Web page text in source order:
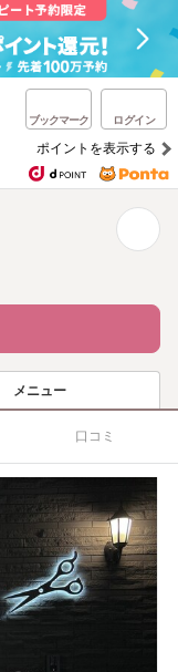
ブックマーク ログイン
ポイントを表示する
メニュー
口コミ